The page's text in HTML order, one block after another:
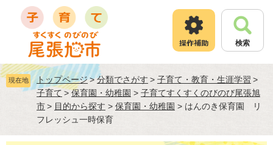
頭
飛
文
検索
現在地 トップページ>分類でさがす > 子育て・教育・生涯学習 >
子育て >保育園・幼稚園 > 子育てすくすくのびのび尾張旭
市> 目的から探す > 保育園・幼稚園 > はんのき保育園 リ
フレッシュ一時保育